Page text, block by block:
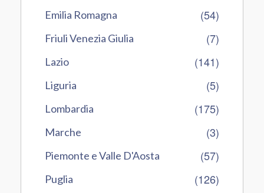
Emilia Romagna (54)
Friuli Venezia Giulia (7)
Lazio (141)
Liguria (5)
Lombardia (175)
Marche (3)
Piemonte e Valle D'Aosta (57)
Puglia (126)